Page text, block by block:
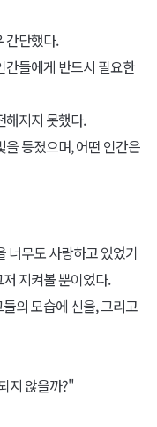
간단했다.
간들에게 반드시 필요한
해지지 못했다.
등졌으며, 어떤 인간은
너무도 사랑하고 있었기
지켜볼 뿐이었다.
의 모습에 신을, 그리고
지 않을까?"